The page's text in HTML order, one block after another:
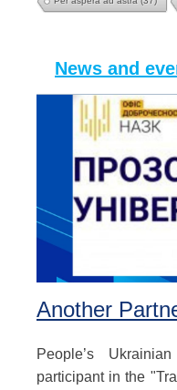
News and
Another
People’s
participant in the